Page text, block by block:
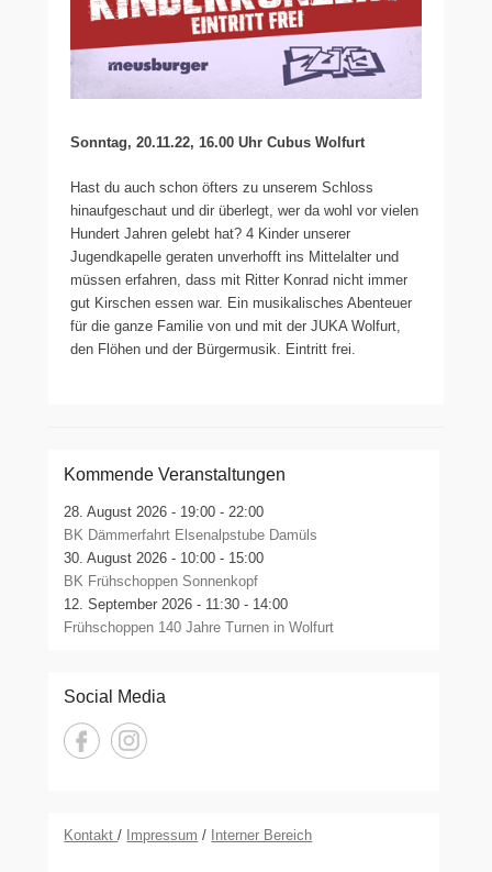
Sonntag, 20.11.22, 16.00 Uhr Cubus Wolfurt
Hast du auch schon öfters zu unserem Schloss
hinaufgeschaut und dir überlegt, wer da wohl vor vielen
Hundert Jahren gelebt hat? 4 Kinder unserer
Jugendkapelle geraten unverhofft ins Mittelalter und
müssen erfahren, dass mit Ritter Konrad nicht immer
gut Kirschen essen war. Ein musikalisches Abenteuer
für die ganze Familie von und mit der JUKA Wolfurt,
den Flöhen und der Bürgermusik. Eintritt frei.
Kommende Veranstaltungen
28. August 2026 - 19:00 - 22:00
BK Dämmerfahrt Elsenalpstube Damüls
30. August 2026 - 10:00 - 15:00
BK Frühschoppen Sonnenkopf
12. September 2026 - 11:30 - 14:00
Frühschoppen 140 Jahre Turnen in Wolfurt
Social Media
Kontakt/ Impressum / Interner Bereich